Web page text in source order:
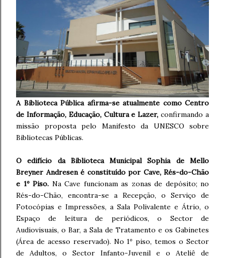
A Biblioteca Pública afirma-se atualmente como Centro
de Informação, Educação, Cultura e Lazer,confirmando a
missão proposta pelo Manifesto da UNESCO sobre
Bibliotecas Públicas.
O edifício da Biblioteca Municipal Sophia de Mello
Breyner Andresen é constituído por Cave, Rés-do-Chão
e 1º Piso. Na Cave funcionam as zonas de depósito; no
Rés-do-Chão, encontra-se a Recepção, o Serviço de
Fotocópias e Impressões, a Sala Polivalente e Átrio, o
Espaço de leitura de periódicos, o Sector de
Audiovisuais, o Bar, a Sala de Tratamento e os Gabinetes
(Área de acesso reservado). No 1º piso, temos o Sector
de Adultos, o Sector Infanto-Juvenil e o Ateliê de